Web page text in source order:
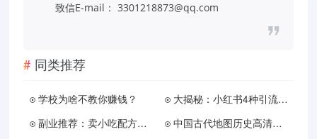
致信E-mail： 3301218873@qq.com
同类推荐
学校为啥不教你赚钱？
大揭秘：小红书4种引流思路+6种安全导流方法
副业推荐：卖小吃配方，单日收入2000+
中国古代地图历史高清地图周春秋秦汉晋南北朝隋唐宋元明清电子版